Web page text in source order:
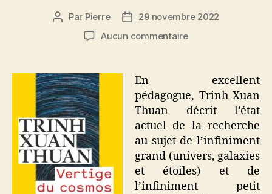
Auteur
l’article
Par Pierre
Date29 novembre 2022
Aucun commentairesur
cosmos
En excellent
pédagogue, Trinh Xuan
Thuan décrit l’état
actuel de la recherche
au sujet de l’infiniment
grand (univers, galaxies
et étoiles) et de
l’infiniment petit